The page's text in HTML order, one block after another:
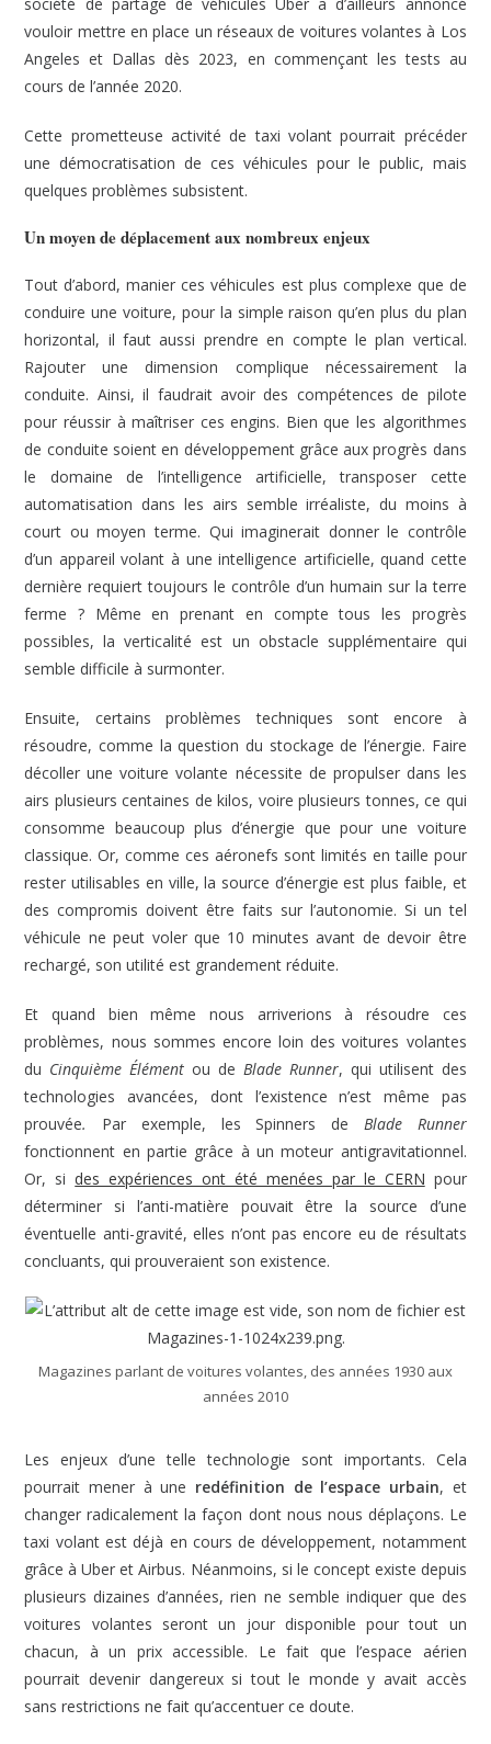
vouloir mettre en place un réseaux de voitures volantes à Los
Angeles et Dallas dès 2023, en commençant les tests au
cours de l’année 2020.
Cette prometteuse activité de taxi volant pourrait précéder
une démocratisation de ces véhicules pour le public, mais
quelques problèmes subsistent.
Un moyen de déplacement aux nombreux enjeux
Tout d’abord, manier ces véhicules est plus complexe que de
conduire une voiture, pour la simple raison qu’en plus du plan
horizontal, il faut aussi prendre en compte le plan vertical.
Rajouter une dimension complique nécessairement la
conduite. Ainsi, il faudrait avoir des compétences de pilote
pour réussir à maîtriser ces engins. Bien que les algorithmes
de conduite soient en développement grâce aux progrès dans
le domaine de l’intelligence artificielle, transposer cette
automatisation dans les airs semble irréaliste, du moins à
court ou moyen terme. Qui imaginerait donner le contrôle
d’un appareil volant à une intelligence artificielle, quand cette
dernière requiert toujours le contrôle d’un humain sur la terre
ferme ? Même en prenant en compte tous les progrès
possibles, la verticalité est un obstacle supplémentaire qui
semble difficile à surmonter.
Ensuite, certains problèmes techniques sont encore à
résoudre, comme la question du stockage de l’énergie. Faire
décoller une voiture volante nécessite de propulser dans les
airs plusieurs centaines de kilos, voire plusieurs tonnes, ce qui
consomme beaucoup plus d’énergie que pour une voiture
classique. Or, comme ces aéronefs sont limités en taille pour
rester utilisables en ville, la source d’énergie est plus faible, et
des compromis doivent être faits sur l’autonomie. Si un tel
véhicule ne peut voler que 10 minutes avant de devoir être
rechargé, son utilité est grandement réduite.
Et quand bien même nous arriverions à résoudre ces
problèmes, nous sommes encore loin des voitures volantes
du Cinquième Élément ou de Blade Runner, qui utilisent des
technologies avancées, dont l’existence n’est même pas
prouvée. Par exemple, les Spinners de Blade Runner
fonctionnent en partie grâce à un moteur antigravitationnel.
Or, sides expériences ont été menées par le CERN pour
déterminer si l’anti-matière pouvait être la source d’une
éventuelle anti-gravité, elles n’ont pas encore eu de résultats
concluants, qui prouveraient son existence.
Magazines parlant de voitures volantes, des années 1930 aux
années 2010
Les enjeux d’une telle technologie sont importants. Cela
pourrait mener à une redéfinition de l’espace urbain, et
changer radicalement la façon dont nous nous déplaçons. Le
taxi volant est déjà en cours de développement, notamment
grâce à Uber et Airbus. Néanmoins, si le concept existe depuis
plusieurs dizaines d’années, rien ne semble indiquer que des
voitures volantes seront un jour disponible pour tout un
chacun, à un prix accessible. Le fait que l’espace aérien
pourrait devenir dangereux si tout le monde y avait accès
sans restrictions ne fait qu’accentuer ce doute.